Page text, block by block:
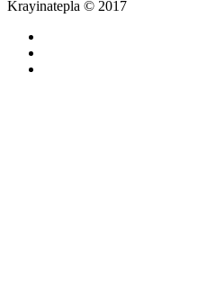
Krayinatepla © 2017